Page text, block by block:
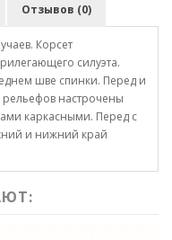
Отзывов (0)
Корсет
силуэта.
шве спинки. Перед и
настрочены
каркасными. Перед с
и нижний край